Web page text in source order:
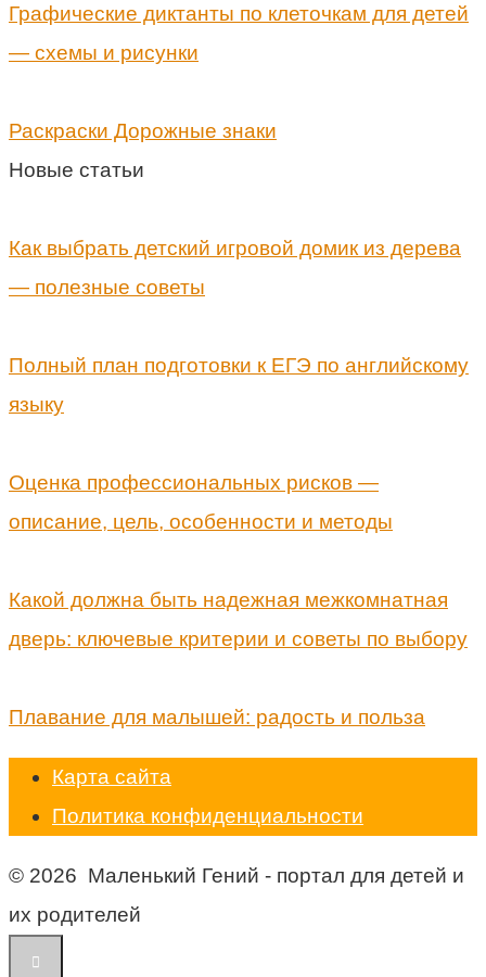
Графические диктанты по клеточкам для детей
— схемы и рисунки
Раскраски Дорожные знаки
Новые статьи
Как выбрать детский игровой домик из дерева
— полезные советы
Полный план подготовки к ЕГЭ по английскому
языку
Оценка профессиональных рисков —
описание, цель, особенности и методы
Какой должна быть надежная межкомнатная
дверь: ключевые критерии и советы по выбору
Плавание для малышей: радость и польза
Карта сайта
Политика конфиденциальности
© 2026 Маленький Гений - портал для детей и
их родителей